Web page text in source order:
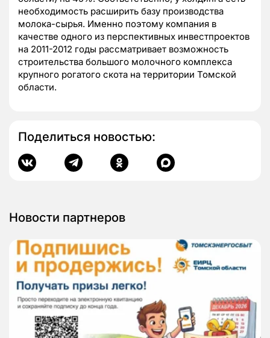
необходимость расширить базу производства
молока-сырья. Именно поэтому компания в
качестве одного из перспективных инвестпроектов
на 2011-2012 годы рассматривает возможность
строительства большого молочного комплекса
крупного рогатого скота на территории Томской
области.
Поделиться новостью:
Новости партнеров